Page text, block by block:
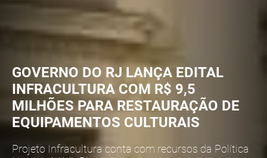
GOVERNO DO RJ LANÇA EDITAL
INFRACULTURA COM R$ 9,5
MILHÕES PARA RESTAURAÇÃO DE
EQUIPAMENTOS CULTURAIS
Projeto Infracultura conta com recursos da Política